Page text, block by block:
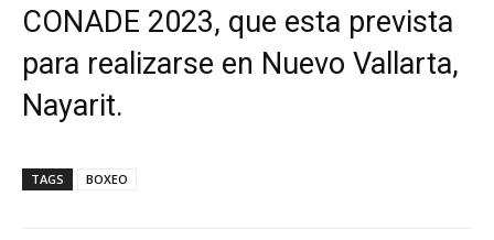
CONADE 2023, que esta prevista
para realizarse en Nuevo Vallarta,
Nayarit.
TAGS BOXEO